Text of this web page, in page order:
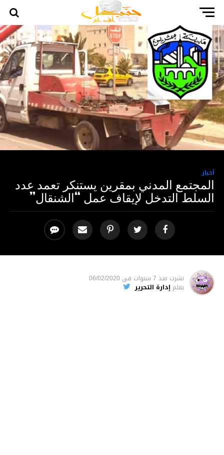
أخبار
المجتمع المدني بمقرين يستنكر تعمد عدد
السلط التدخل لإيقاف عمل “الشنقال”
نشرت منذ 7 سنوات فى 06/02/2020
بقلم إدارة التحرير